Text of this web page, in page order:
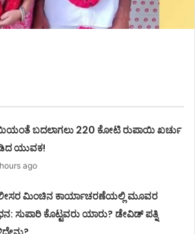
ಬದಲಾಗಲು 220 ಕೋಟಿ ರುಪಾಯಿ ಖರ್ಚು
ಯುವಕ!
ago
ಮಿಂಚಿನ ಕಾರ್ಯಾಚರಣೆಯಲ್ಲಿ ಮೂವರ
ಸುಪಾರಿ ಕೊಟ್ಟವರು ಯಾರು? ಡೇವಿಡ್ ಪತ್ನಿ